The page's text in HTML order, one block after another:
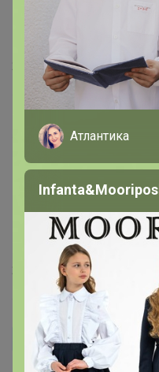
У меня рост 178, и
красивый костюм!!! Я
24 апреля, 2025 08:54
СОФИнеЛОРЕН
пуша, что есть, то
дочь 174 и то убираем
подруга покупала
вышла той весной.
24 апреля, 2025 08:54
пуша
Атлантика